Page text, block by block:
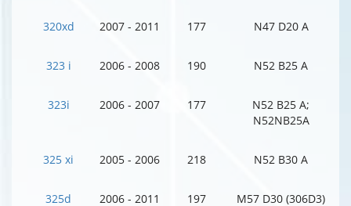
320xd 2007 - 2011 177 N47 D20 A
323 i 2006 - 2008 190 N52 B25 A
323i 2006 - 2007 177
N52 B25 A;
N52NB25A
325 xi 2005 - 2006 218 N52 B30 A
325d 2006 - 2011 197 M57 D30 (306D3)